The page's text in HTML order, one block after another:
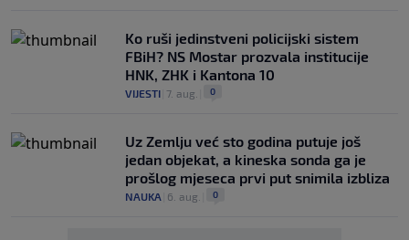
Ko ruši jedinstveni policijski sistem
FBiH? NS Mostar prozvala institucije
HNK, ZHK i Kantona 10
VIJESTI 7. aug. 0
Uz Zemlju već sto godina putuje još
jedan objekat, a kineska sonda ga je
prošlog mjeseca prvi put snimila izbliza
NAUKA 6. aug. 0